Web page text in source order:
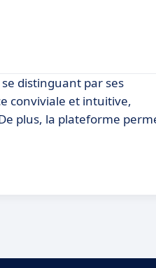
distinguant par ses
conviviale et intuitive,
plus, la plateforme